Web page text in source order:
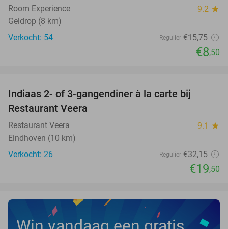
Room Experience 9.2 star
Geldrop (8 km)
Verkocht: 54
Regulier €15,75
€8,50
TODAY
Indiaas 2- of 3-gangendiner à la carte bij
Restaurant Veera
Restaurant Veera 9.1 star
Eindhoven (10 km)
Verkocht: 26
Regulier €32,15
€19,50